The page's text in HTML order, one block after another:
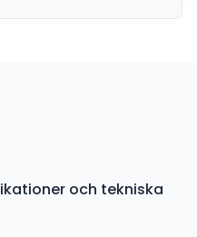
och tekniska